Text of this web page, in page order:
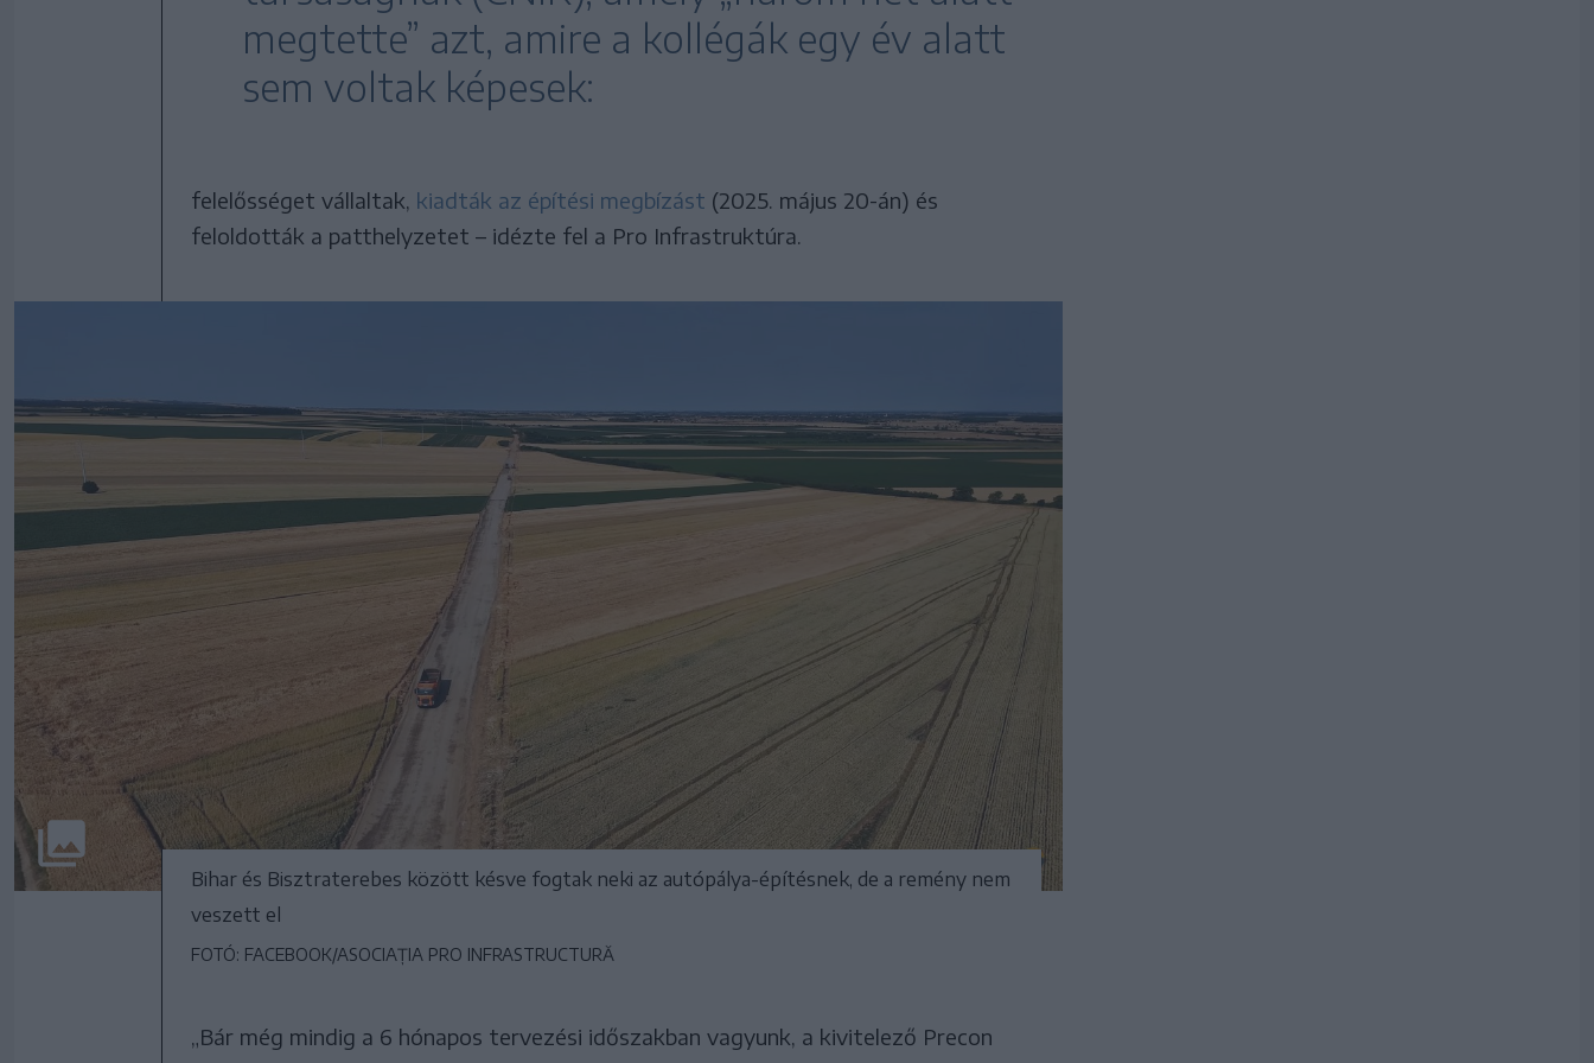
megtette” azt, amire a kollégák egy év alatt
sem voltak képesek:
felelősséget vállaltak, kiadták az építési megbízást (2025. május 20-án) és
feloldották a patthelyzetet – idézte fel a Pro Infrastruktúra.
Bihar és Bisztraterebes között késve fogtak neki az autópálya-építésnek, de a remény nem
veszett el
FOTÓ: FACEBOOK/ASOCIAȚIA PRO INFRASTRUCTURĂ
„Bár még mindig a 6 hónapos tervezési időszakban vagyunk, a kivitelező Precon